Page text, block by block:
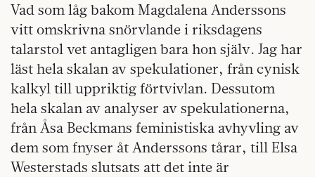
Vad som låg bakom Magdalena Anderssons
vitt omskrivna snörvlande i riksdagens
talarstol vet antagligen bara hon själv. Jag har
läst hela skalan av spekulationer, från cynisk
kalkyl till uppriktig förtvivlan. Dessutom
hela skalan av analyser av spekulationerna,
från Åsa Beckmans feministiska avhyvling av
dem som fnyser åt Anderssons tårar, till Elsa
Westerstads slutsats att det inte är